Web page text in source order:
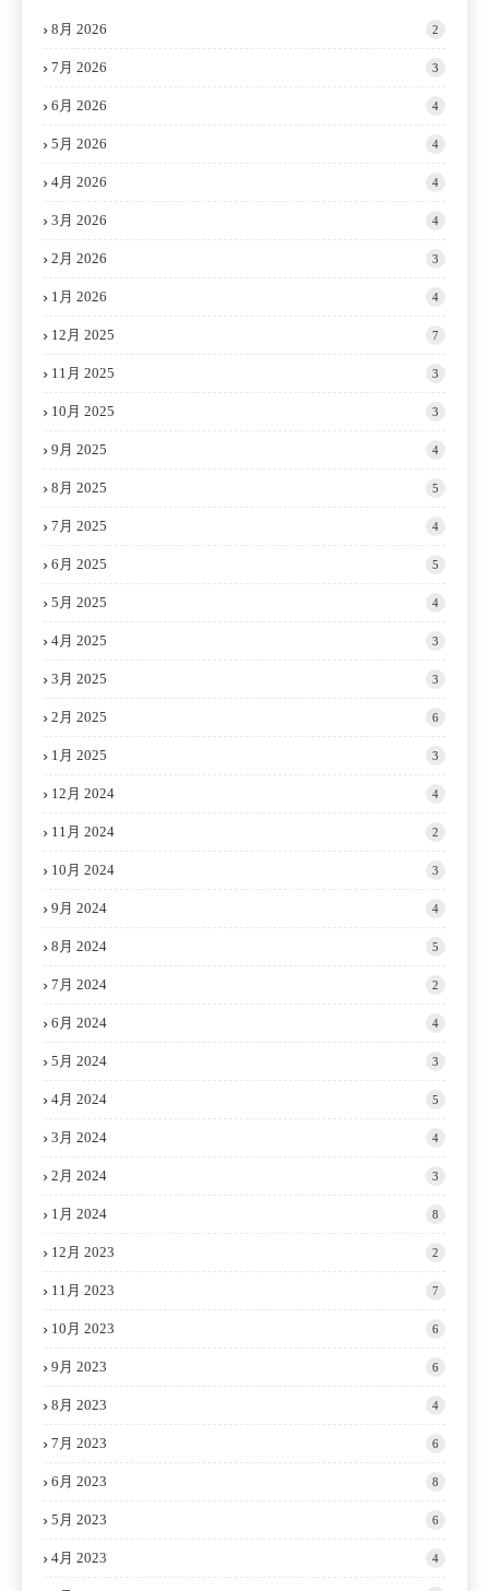
8月 2026 2
7月 2026 3
6月 2026 4
5月 2026 4
4月 2026 4
3月 2026 4
2月 2026 3
1月 2026 4
12月 2025 7
11月 2025 3
10月 2025 3
9月 2025 4
8月 2025 5
7月 2025 4
6月 2025 5
5月 2025 4
4月 2025 3
3月 2025 3
2月 2025 6
1月 2025 3
12月 2024 4
11月 2024 2
10月 2024 3
9月 2024 4
8月 2024 5
7月 2024 2
6月 2024 4
5月 2024 3
4月 2024 5
3月 2024 4
2月 2024 3
1月 2024 8
12月 2023 2
11月 2023 7
10月 2023 6
9月 2023 6
8月 2023 4
7月 2023 6
6月 2023 8
5月 2023 6
4月 2023 4